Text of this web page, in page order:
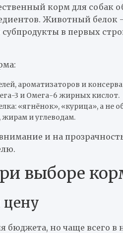
корм для собак
Животный белок
в первых
ароматизаторов и
3 и Омега-6 жирных кислот.
«ягнёнок», «курица», а
жирам и углеводам.
и на
выборе
цену
бюджета, но чаще всего в